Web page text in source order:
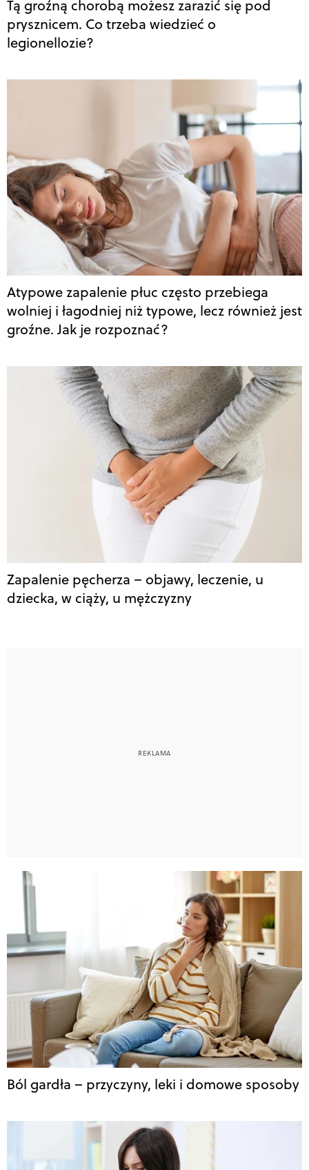
Tą groźną chorobą możesz zarazić się pod
prysznicem. Co trzeba wiedzieć o
legionellozie?
Atypowe zapalenie płuc często przebiega
wolniej i łagodniej niż typowe, lecz również jest
groźne. Jak je rozpoznać?
Zapalenie pęcherza – objawy, leczenie, u
dziecka, w ciąży, u mężczyzny
Ból gardła – przyczyny, leki i domowe sposoby